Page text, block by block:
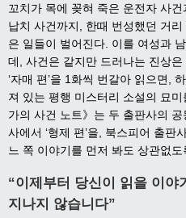
꼬치가 목에 꽂혀 죽은 운전자 사
납치 사건까지, 한때 번성했던 거리
은 일들이 벌어진다. 이를 여성과
데, 사건은 같지만 드러나는 진상은
‘자매 편’을 1화씩 번갈아 읽으면,
져 있는 평행 미스터리 소설의 묘
가의 사건 노트》는 두 출판사의
사에서 ‘형제 편’을, 북스피어 출판
느 쪽 이야기를 먼저 봐도 상관없도
“이제부터 당신이 읽을 이야
지나지 않습니다”